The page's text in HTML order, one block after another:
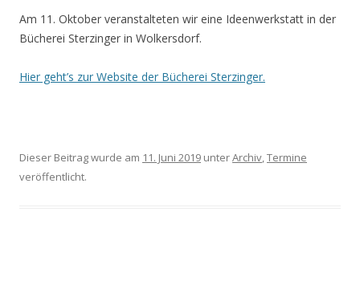
Am 11. Oktober veranstalteten wir eine Ideenwerkstatt in der
Bücherei Sterzinger in Wolkersdorf.
Hier geht’s zur Website der Bücherei Sterzinger.
Dieser Beitrag wurde am 11. Juni 2019 unterArchiv,Termine
veröffentlicht.